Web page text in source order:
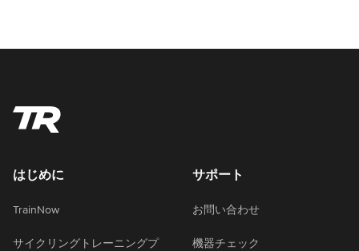
はじめに
TrainNow
サイクリングトレーニングプ
サポート
お問い合わせ
機器チェック